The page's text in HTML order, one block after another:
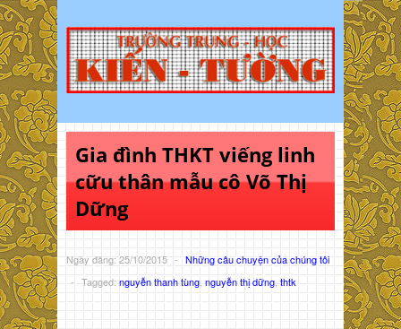
Gia đình THKT viếng linh
cữu thân mẫu cô Võ Thị
Dững
Ngày đăng: 25/10/2015 - Những câu chuyện của chúng tôi
- Tagged: nguyễn thanh tùng nguyễn thị dững thtk